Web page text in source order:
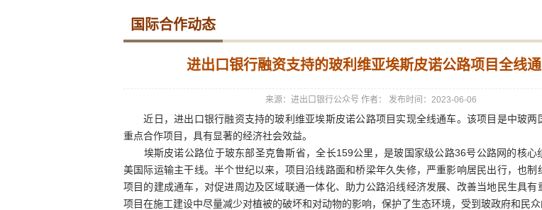
国际合作动态
进出口银行融资支持的玻利维亚埃斯皮诺公路项目全线
来源：进出口银行公众号 作者： 发布时间：2023-06-06
近日，进出口银行融资支持的玻利维亚埃斯皮诺公路项目实现全线通车。该项目是中玻两
重点合作项目，具有显著的经济社会效益。
埃斯皮诺公路位于玻东部圣克鲁斯省，全长159公里，是玻国家级公路36号公路网的核心
美国际运输主干线。半个世纪以来，项目沿线路面和桥梁年久失修，严重影响居民出行，也制
项目的建成通车，对促进周边及区域联通一体化、助力公路沿线经济发展、改善当地民生具有
项目在施工建设中尽量减少对植被的破坏和对动物的影响，保护了生态环境，受到玻政府和民众